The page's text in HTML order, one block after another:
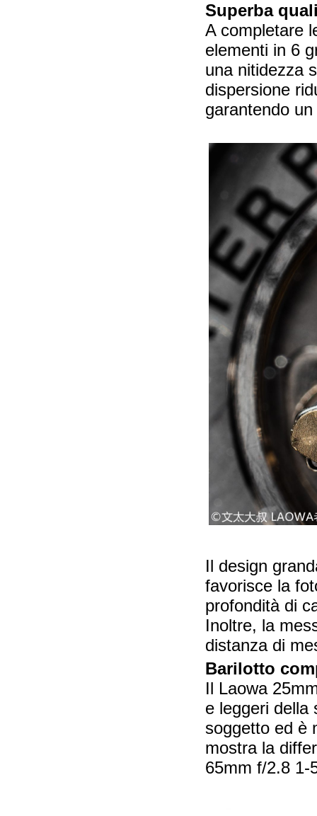
Superba
A completare
elementi in 6
una nitidezza
dispersione
garantendo
Il design
favorisce la
profondità di
Inoltre, la
distanza di
Barilotto
Il Laowa
e leggeri della
soggetto ed è
mostra la
65mm f/2.8 1-